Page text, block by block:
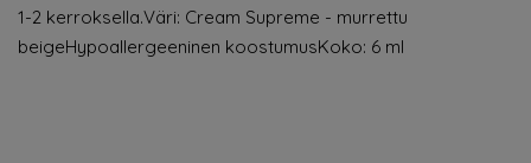
1-2 kerroksella.Väri: Cream Supreme - murrettu
beigeHypoallergeeninen koostumusKoko: 6 ml